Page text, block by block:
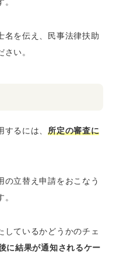
名を伝え、民事法律扶助
い。
するには、所定の審査に
の立替え申請をおこなう
しているかどうかのチェ
に結果が通知されるケー